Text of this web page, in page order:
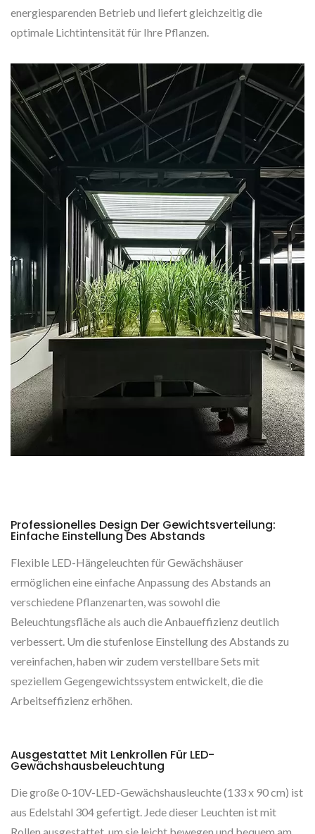
energiesparenden Betrieb und liefert gleichzeitig die
optimale Lichtintensität für Ihre Pflanzen.
Professionelles Design Der Gewichtsverteilung:
Einfache Einstellung Des Abstands
Flexible LED-Hängeleuchten für Gewächshäuser
ermöglichen eine einfache Anpassung des Abstands an
verschiedene Pflanzenarten, was sowohl die
Beleuchtungsfläche als auch die Anbaueffizienz deutlich
verbessert. Um die stufenlose Einstellung des Abstands zu
vereinfachen, haben wir zudem verstellbare Sets mit
speziellem Gegengewichtssystem entwickelt, die die
Arbeitseffizienz erhöhen.
Ausgestattet Mit Lenkrollen Für LED-
Gewächshausbeleuchtung
Die große 0-10V-LED-Gewächshausleuchte (133 x 90 cm) ist
aus Edelstahl 304 gefertigt. Jede dieser Leuchten ist mit